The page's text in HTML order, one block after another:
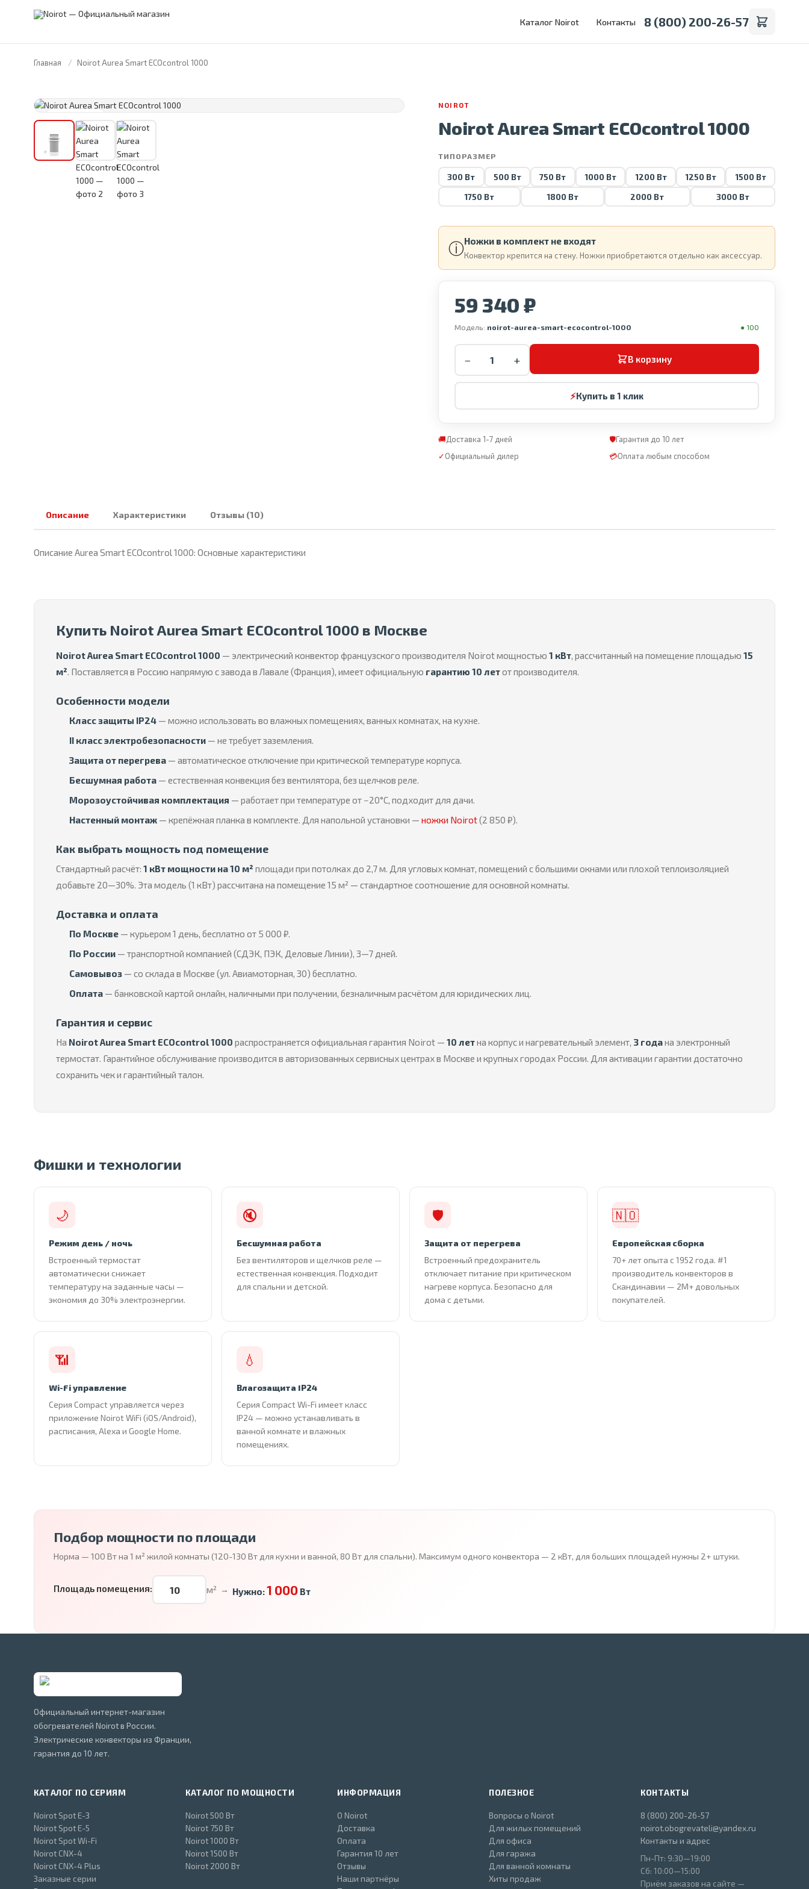
Каталог Noirot Контакты 8 (800) 200-26-57
Главная Noirot Aurea Smart ECOcontrol 1000
FRANCE · 1946
NOIROT
Noirot Aurea Smart ECOcontrol 1000
ТИПОРАЗМЕР
300 Вт 500 Вт 750 Вт 1000 Вт 1200 Вт 1250 Вт
1500 Вт
1750 Вт
1800 Вт 2000 Вт 3000 Вт
ⓘНожки в комплект не входят
Конвектор крепится на стену. Ножки приобретаются отдельно как аксессуар.
59 340 ₽
Модель: noirot-aurea-smart-ecocontrol-1000 ● 100
− + В корзину
⚡Купить в 1 клик
🚚Доставка 1-7 дней 🛡Гарантия до 10 лет
✓Официальный дилер 💳Оплата любым способом
Описание Характеристики Отзывы (10)
Описание Aurea Smart ECOcontrol 1000: Основные характеристики
Купить Noirot Aurea Smart ECOcontrol 1000 в Москве
Noirot Aurea Smart ECOcontrol 1000 — электрический конвектор французского производителя Noirot мощностью 1 кВт, рассчитанный на помещение площадью 15
м². Поставляется в Россию напрямую с завода в Лавале (Франция), имеет официальную гарантию 10 летот производителя.
Особенности модели
Класс защиты IP24 — можно использовать во влажных помещениях, ванных комнатах, на кухне.
II класс электробезопасности — не требует заземления.
Защита от перегрева — автоматическое отключение при критической температуре корпуса.
Бесшумная работа — естественная конвекция без вентилятора, без щелчков реле.
Морозоустойчивая комплектация — работает при температуре от −20°C, подходит для дачи.
Настенный монтаж — крепёжная планка в комплекте. Для напольной установки — ножки Noirot(2 850 ₽).
Как выбрать мощность под помещение
Стандартный расчёт: 1 кВт мощности на 10 м² площади при потолках до 2,7 м. Для угловых комнат, помещений с большими окнами или плохой теплоизоляцией
добавьте 20—30%. Эта модель (1 кВт) рассчитана на помещение 15 м² — стандартное соотношение для основной комнаты.
Доставка и оплата
По Москве — курьером 1 день, бесплатно от 5 000 ₽.
По России — транспортной компанией (СДЭК, ПЭК, Деловые Линии), 3—7 дней.
Самовывоз — со склада в Москве (ул. Авиамоторная, 30) бесплатно.
Оплата — банковской картой онлайн, наличными при получении, безналичным расчётом для юридических лиц.
Гарантия и сервис
На Noirot Aurea Smart ECOcontrol 1000 распространяется официальная гарантия Noirot — 10 летна корпус и нагревательный элемент, 3 годана электронный
термостат. Гарантийное обслуживание производится в авторизованных сервисных центрах в Москве и крупных городах России. Для активации гарантии достаточно
сохранить чек и гарантийный талон.
Фишки и технологии
🌙
Режим день / ночь
Встроенный термостат
автоматически снижает
температуру на заданные часы —
экономия до 30% электроэнергии.
🔇
Бесшумная работа
Без вентиляторов и щелчков реле —
естественная конвекция. Подходит
для спальни и детской.
🛡
Защита от перегрева
Встроенный предохранитель
отключает питание при критическом
нагреве корпуса. Безопасно для
дома с детьми.
🇳🇴
Европейская сборка
70+ лет опыта с 1952 года. #1
производитель конвекторов в
Скандинавии — 2М+ довольных
покупателей.
📶
Wi-Fi управление
Серия Compact управляется через
приложение Noirot WiFi (iOS/Android),
расписания, Alexa и Google Home.
💧
Влагозащита IP24
Серия Compact Wi-Fi имеет класс
IP24 — можно устанавливать в
ванной комнате и влажных
помещениях.
Подбор мощности по площади
Норма — 100 Вт на 1 м² жилой комнаты (120-130 Вт для кухни и ванной, 80 Вт для спальни). Максимум одного конвектора — 2 кВт, для больших площадей нужны 2+ штуки.
Площадь помещения: м² → Нужно:1 000Вт
Официальный интернет-магазин
обогревателей Noirot в России.
Электрические конвекторы из Франции,
гарантия до 10 лет.
КАТАЛОГ ПО СЕРИЯМ
Noirot Spot E-3
Noirot Spot E-5
Noirot Spot Wi-Fi
Noirot CNX-4
Noirot CNX-4 Plus
Заказные серии
КАТАЛОГ ПО МОЩНОСТИ
Noirot 500 Вт
Noirot 750 Вт
Noirot 1000 Вт
Noirot 1500 Вт
Noirot 2000 Вт
ИНФОРМАЦИЯ
О Noirot
Доставка
Оплата
Гарантия 10 лет
Отзывы
Наши партнёры
ПОЛЕЗНОЕ
Вопросы о Noirot
Для жилых помещений
Для офиса
Для гаража
Для ванной комнаты
Хиты продаж
КОНТАКТЫ
8 (800) 200-26-57
noirot.obogrevateli@yandex.ru
Контакты и адрес
Пн-Пт: 9:30—19:00
Сб: 10:00—15:00
Приём заказов на сайте —